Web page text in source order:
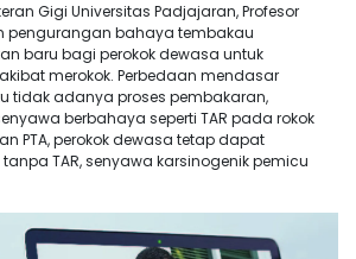
Gigi Universitas Padjajaran, Profesor
pengurangan bahaya tembakau
baru bagi perokok dewasa untuk
merokok. Perbedaan mendasar
tidak adanya proses pembakaran,
berbahaya seperti TAR pada rokok
PTA, perokok dewasa tetap dapat
TAR, senyawa karsinogenik pemicu